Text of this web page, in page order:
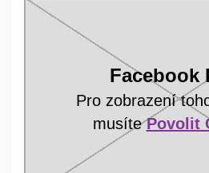
Facebook
Pro zobrazení
musítePovolit